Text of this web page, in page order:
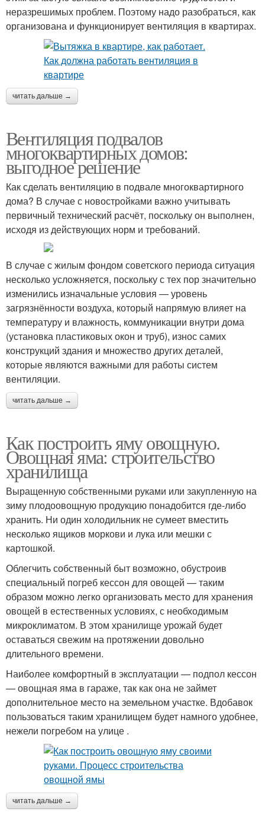
неразрешимых проблем. Поэтому надо разобраться, как
организована и функционирует вентиляция в квартирах.
читать дальше →
Вентиляция подвалов
многоквартирных домов:
выгодное решение
Как сделать вентиляцию в подвале многоквартирного
дома? В случае с новостройками важно учитывать
первичный технический расчёт, поскольку он выполнен,
исходя из действующих норм и требований.
В случае с жилым фондом советского периода ситуация
несколько усложняется, поскольку с тех пор значительно
изменились изначальные условия — уровень
загрязнённости воздуха, который напрямую влияет на
температуру и влажность, коммуникации внутри дома
(установка пластиковых окон и труб), износ самих
конструкций здания и множество других деталей,
которые являются важными для работы систем
вентиляции.
читать дальше →
Как построить яму овощную.
Овощная яма: строительство
хранилища
Выращенную собственными руками или закупленную на
зиму плодоовощную продукцию понадобится где-либо
хранить. Ни один холодильник не сумеет вместить
несколько ящиков моркови и лука или мешки с
картошкой.
Облегчить собственный быт возможно, обустроив
специальный погреб кессон для овощей — таким
образом можно легко организовать место для хранения
овощей в естественных условиях, с необходимым
микроклиматом. В этом хранилище урожай будет
оставаться свежим на протяжении довольно
длительного времени.
Наиболее комфортный в эксплуатации — подпол кессон
— овощная яма в гараже, так как она не займет
дополнительное место на земельном участке. Вдобавок
пользоваться таким хранилищем будет намного удобнее,
нежели погребом на улице .
читать дальше →